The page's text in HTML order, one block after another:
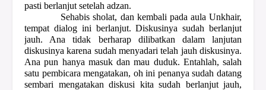
pasti berlanjut setelah adzan.
Sehabis sholat, dan kembali pada aula Unkhair,
tempat dialog ini berlanjut. Diskusinya sudah berlanjut
jauh. Ana tidak berharap dilibatkan dalam lanjutan
diskusinya karena sudah menyadari telah jauh diskusinya.
Ana pun hanya masuk dan mau duduk. Entahlah, salah
satu pembicara mengatakan, oh ini penanya sudah datang
sembari mengatakan diskusi kita sudah berlanjut jauh,